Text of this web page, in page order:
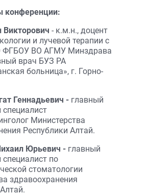
конференции:
Викторович - к.м.н., доцент
и лучевой терапии с
ФГБОУ ВО АГМУ Минздрава
врач БУЗ РА
больница», г. Горно-
Геннадьевич - главный
Министерства
Республики Алтай.
Юрьевич - главный
по
стоматологии
здравоохранения